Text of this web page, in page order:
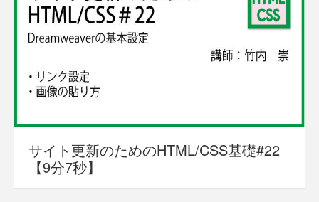
サイト更新のためのHTML/CSS基礎#22
【9分7秒】